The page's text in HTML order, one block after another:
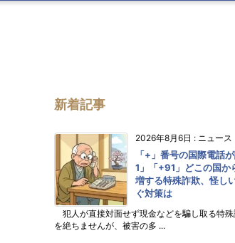
新着記事
2026年8月6日 : ニュース
「+」番号の国際電話
1」「+91」どこの国
増する特殊詐欺、怪し
ぐ対策は
犯人が直接対面せず現金などを騙し取る特
を絶ちませんが、被害の多 ...